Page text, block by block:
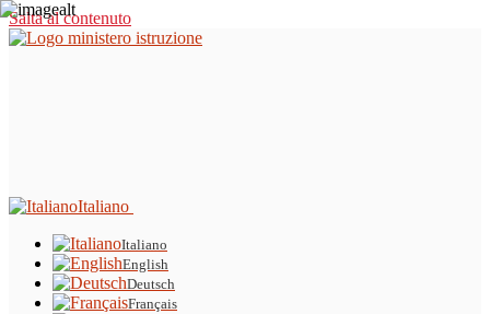
Salta al contenuto
Italiano
Italiano
English
Deutsch
Français